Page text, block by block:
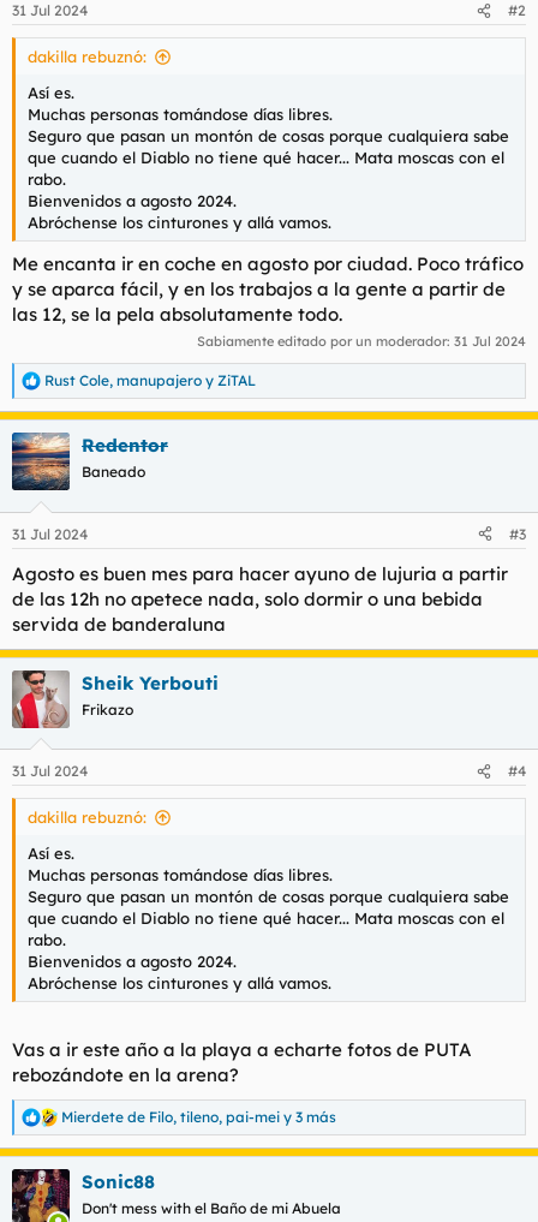
e
s
31 Jul 2024 #2
dakilla rebuznó:
Así es.
Muchas personas tomándose días libres.
Seguro que pasan un montón de cosas porque cualquiera sabe
que cuando el Diablo no tiene qué hacer... Mata moscas con el
rabo.
Bienvenidos a agosto 2024.
Abróchense los cinturones y allá vamos.
Me encanta ir en coche en agosto por ciudad. Poco tráfico
y se aparca fácil, y en los trabajos a la gente a partir de
las 12, se la pela absolutamente todo.
Sabiamente editado por un moderador: 31 Jul 2024
R
e
a
c
c
i
e
:
Rust Cole, manupajero y ZiTAL
Redentor
Baneado
31 Jul 2024 #3
Agosto es buen mes para hacer ayuno de lujuria a partir
de las 12h no apetece nada, solo dormir o una bebida
servida de banderaluna
Sheik Yerbouti
Frikazo
31 Jul 2024 #4
dakilla rebuznó:
Así es.
Muchas personas tomándose días libres.
Seguro que pasan un montón de cosas porque cualquiera sabe
que cuando el Diablo no tiene qué hacer... Mata moscas con el
rabo.
Bienvenidos a agosto 2024.
Abróchense los cinturones y allá vamos.
Vas a ir este año a la playa a echarte fotos de PUTA
rebozándote en la arena?
R
e
a
c
c
Mierdete de Filo, tileno, pai-mei y 3 más
Sonic88
Don't mess with el Baño de mi Abuela